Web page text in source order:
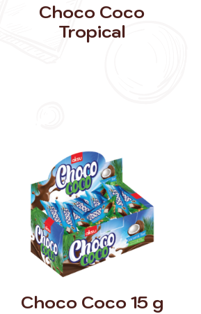
Choco Coco
Tropical
Choco Coco 15 g